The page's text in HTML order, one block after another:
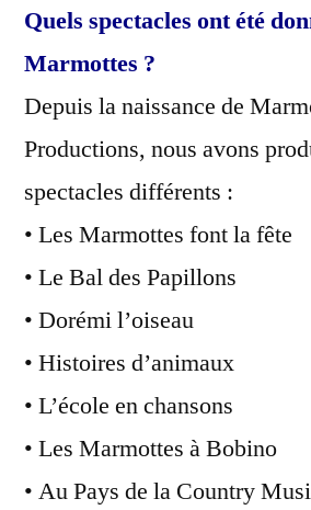
Quels spectacles ont été
Marmottes ?
Depuis la naissance de
Productions, nous avons
spectacles différents :
• Les Marmottes font la fête
• Le Bal des Papillons
• Dorémi l’oiseau
• Histoires d’animaux
• L’école en chansons
• Les Marmottes à Bobino
• Au Pays de la Country